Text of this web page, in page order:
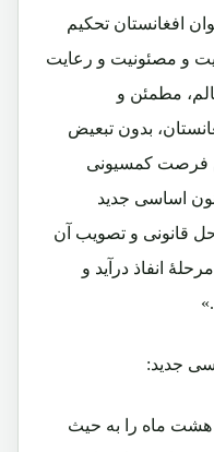
افغانستان تحکیم
و مصئونیت و رعایت
مطمئن و
بدون تبعیض
فرصت کمسیونی
اساسی جدید
قانونی و تصویب آن
انفاذ درآید و
جدید:
هشت ماه را به حیث